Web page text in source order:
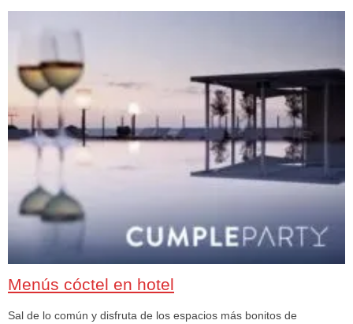
Menús cóctel en hotel
Sal de lo común y disfruta de los espacios más bonitos de